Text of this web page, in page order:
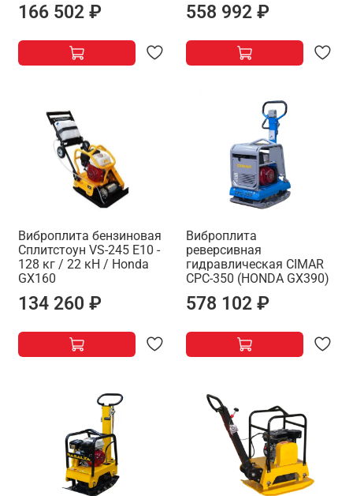
166 502 ₽ 558 992 ₽
Виброплита бензиновая
Сплитстоун VS-245 E10 -
128 кг / 22 кН / Honda
GX160
134 260 ₽
Виброплита
реверсивная
гидравлическая CIMAR
CPC-350 (HONDA GX390)
578 102 ₽